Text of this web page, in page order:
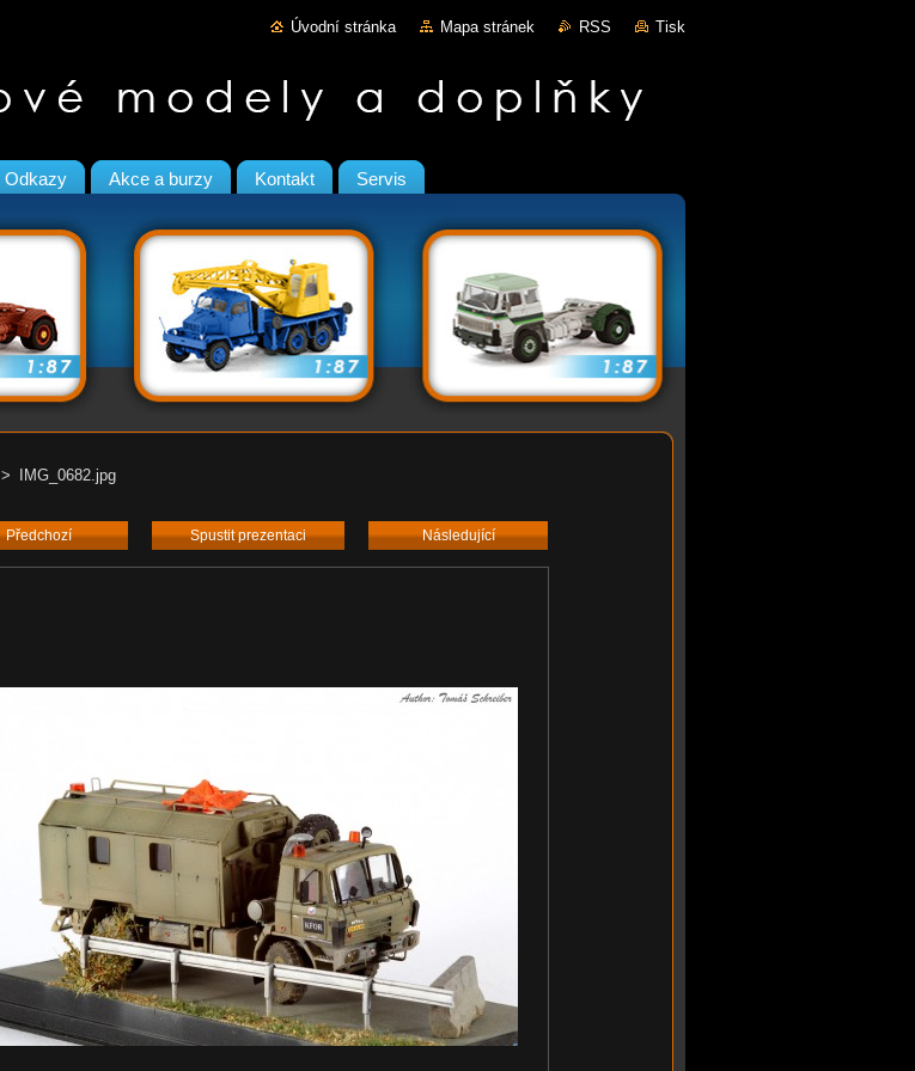
Úvodní stránka Mapa stránek RSS Tisk
Odkazy Akce a burzy Kontakt Servis
> IMG_0682.jpg
Předchozí Spustit prezentaci Následující